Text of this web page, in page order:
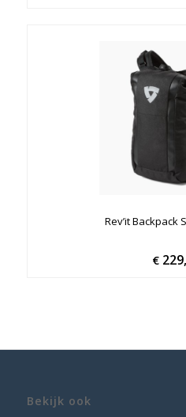
Rev’it Backpack
€
Bekijk ook